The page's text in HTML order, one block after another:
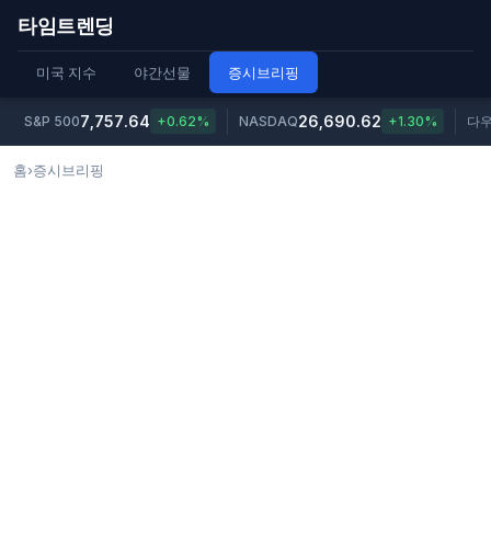
타임트렌딩
미국 지수 야간선물 증시브리핑
S&P 5007,757.64 +0.62% NASDAQ26,690.62 +1.30% 다
홈›증시브리핑